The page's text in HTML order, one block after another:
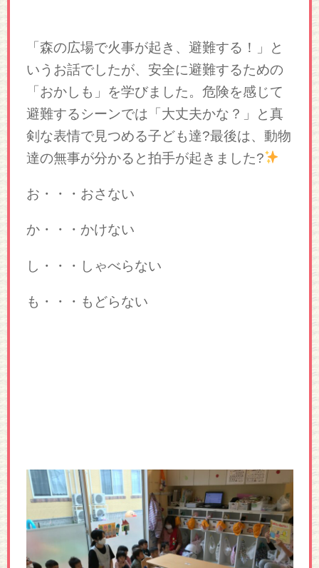
「森の広場で火事が起き、避難する！」と
いうお話でしたが、安全に避難するための
「おかしも」を学びました。危険を感じて
避難するシーンでは「大丈夫かな？」と真
剣な表情で見つめる子ども達?最後は、動物
達の無事が分かると拍手が起きました?
お・・・おさない
か・・・かけない
し・・・しゃべらない
も・・・もどらない